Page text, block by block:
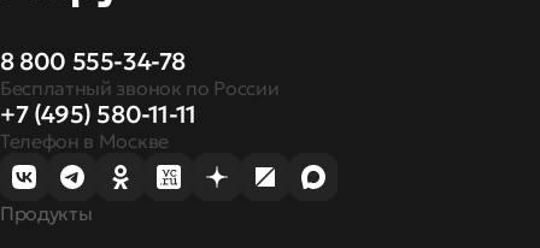
8 800 555-34-78
Бесплатный звонок по России
+7 (495) 580-11-11
Телефон в Москве
Продукты